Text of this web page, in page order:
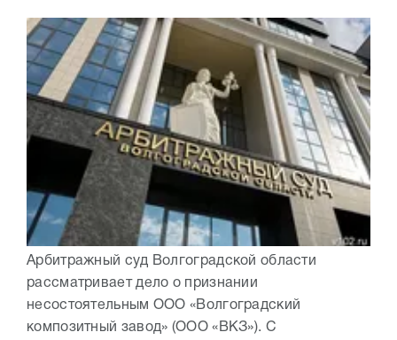
Арбитражный суд Волгоградской области
рассматривает дело о признании
несостоятельным ООО «Волгоградский
композитный завод» (ООО «ВКЗ»). С